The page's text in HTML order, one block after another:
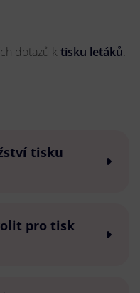
dotazů k tisku letáků.
tisku
pro tisk